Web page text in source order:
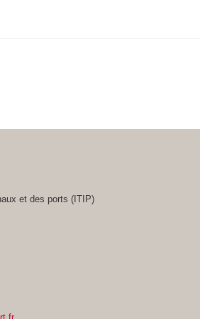
et des ports (ITIP)